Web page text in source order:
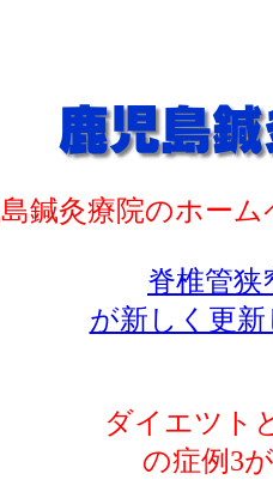
鍼灸療院のホー
脊椎管狭
が新しく更新
ダイエツト
の症例3